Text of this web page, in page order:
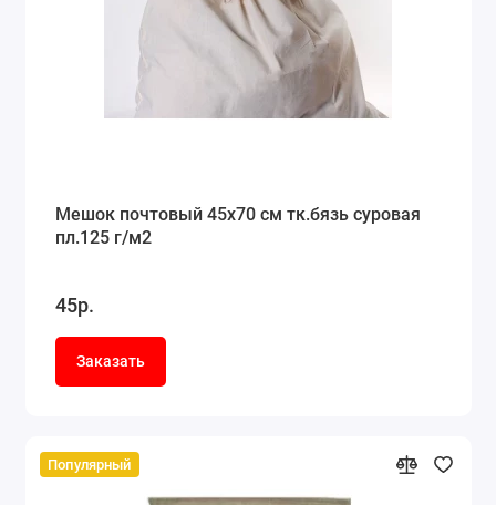
Мешок почтовый 45x70 см тк.бязь суровая
пл.125 г/м2
45р.
Заказать
Популярный